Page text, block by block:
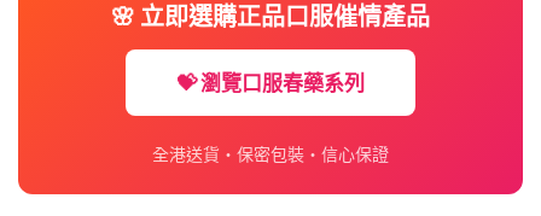
🌸 立即選購正品口服催情產品
💝 瀏覽口服春藥系列
全港送貨・保密包裝・信心保證